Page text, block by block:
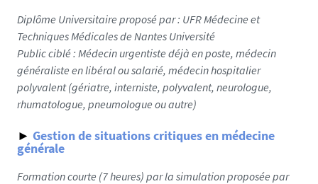
Diplôme Universitaire proposé par : UFR Médecine et
Techniques Médicales de Nantes Université
Public ciblé : Médecin urgentiste déjà en poste, médecin
généraliste en libéral ou salarié, médecin hospitalier
polyvalent (gériatre, interniste, polyvalent, neurologue,
rhumatologue, pneumologue ou autre)
► Gestion de situations critiques en médecine
générale
Formation courte (7 heures) par la simulation proposée par